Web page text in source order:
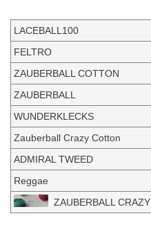
LACEBALL100
FELTRO
ZAUBERBALL COTTON
ZAUBERBALL
WUNDERKLECKS
Zauberball Crazy Cotton
ADMIRAL TWEED
Reggae
ZAUBERBALL CRAZY